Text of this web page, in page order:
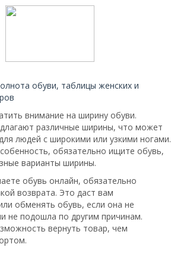
обуви, таблицы женских и
внимание на ширину обуви.
различные ширины, что может
людей с широкими или узкими ногами.
обязательно ищите обувь,
варианты ширины.
обувь онлайн, обязательно
возврата. Это даст вам
обменять обувь, если она не
не подошла по другим причинам.
вернуть товар, чем